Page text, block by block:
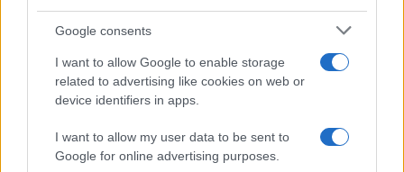
Google consents
I want to allow Google to enable storage
related to advertising like cookies on web or
device identifiers in apps.
I want to allow my user data to be sent to
Google for online advertising purposes.
Kategorije: Novice
Ključne besede: avtomobili
dan odprtih vrat